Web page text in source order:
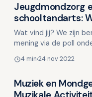
Kinderen en
Jeugdmondzorg
schooltandarts:
Wat vind jij? We zijn
mening via de poll onderaan
4 min 24 nov 2022
Kinderen en
Muziek en